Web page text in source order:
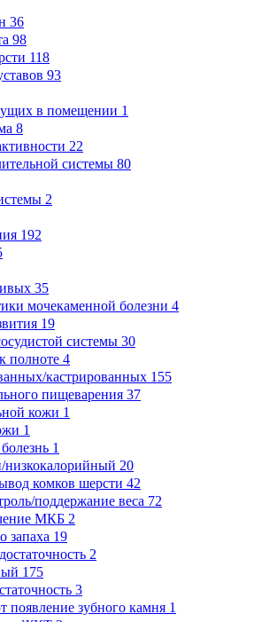
36
98
118
93
в помещении 1
8
22
системы 80
2
192
35
мочекаменной болезни 4
19
системы 30
полноте 4
кастрированных 155
пищеварения 37
кожи 1
1
1
низкокалорийный 20
комков шерсти 42
поддержание веса 72
МКБ 2
запаха 19
2
175
3
появление зубного камня 1